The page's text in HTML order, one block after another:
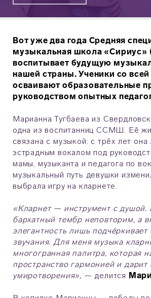
Вот уже два года Средняя
музыкальная школа
воспитывает будущую
нашей страны. Ученики со
осваивают образовательные
руководством опытных
Марианна Тугбаева из
одна из воспитанниц ССМШ. Её
связана с музыкой: с трёх лет она
эстрадным вокалом под
мамы, музыканта и педагога по
музыкальный путь девушки
выбрала игру на кларнете.
«Кларнет — инструмент с
бархатный тембр неповторим, а
элегантность лишь подчёркивает
звучания. Для меня музыка
многогранная палитра, которая
пространство гармонией и
умиротворения», — делится